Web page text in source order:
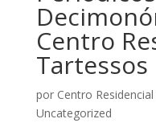
Centro
Tartessos
por Centro
Uncategorized